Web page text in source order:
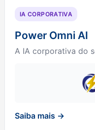
IA CORPORATIVA
Power Omni AI
A IA corporativa do
Saiba mais →